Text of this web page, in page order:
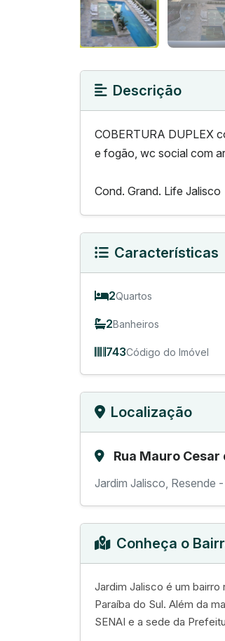
Descrição
COBERTURA DUPLEX
e fogão, wc social com
Cond. Grand. Life Jalisco
Características
2Quartos
2Banheiros
743Código do Imóvel
Localização
Rua Mauro
Jardim Jalisco, Resende -
Conheça o
Jardim Jalisco é um
Paraíba do Sul. Além da
SENAI e a sede da